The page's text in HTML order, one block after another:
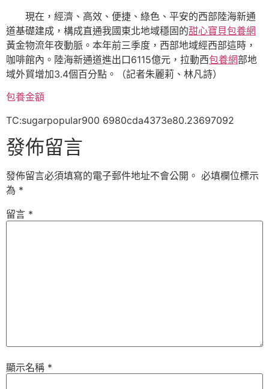
現在，經濟、高效、便捷、綠色、平安的西部陸海新通
道基礎建成，構成直通我國東北地域穩固的甜心寶貝包養網
黃金物流年夜動脈。本年前三季度，西部地域經西部這時，
咖啡館內。陸海新通道進出口6115億元，拉動西包養網部地
域外貿增加3.4個百分點。（記者朱麗莉、林凡詩）
包養金額
TC:sugarpopular900 6980cda4373e80.23697092
發佈留言
發佈留言必須填寫的電子郵件地址不會公開。 必填欄位標示
為 *
留言 *
顯示名稱 *